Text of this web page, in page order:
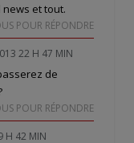
et tout.
POUR RÉPONDRE
22 H 47 MIN
de
POUR RÉPONDRE
H 42 MIN